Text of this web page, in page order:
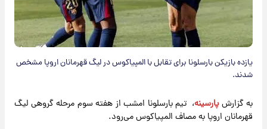
یازده بازیکن بارسلونا برای تقابل با المپیاکوس در لیگ قهرمانان اروپا مشخص
شدند.
به گزارشپارسینه، تیم بارسلونا امشب از هفته سوم مرحله گروهی لیگ
قهرمانان اروپا به مصاف المپیاکوس می‌رود.